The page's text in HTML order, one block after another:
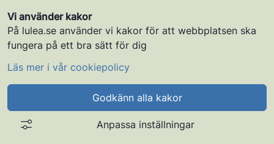
Vi använder kakor
På lulea.se använder vi kakor för att webbplatsen ska
fungera på ett bra sätt för dig
Läs mer i vår cookiepolicy
Godkänn alla kakor
Anpassa inställningar